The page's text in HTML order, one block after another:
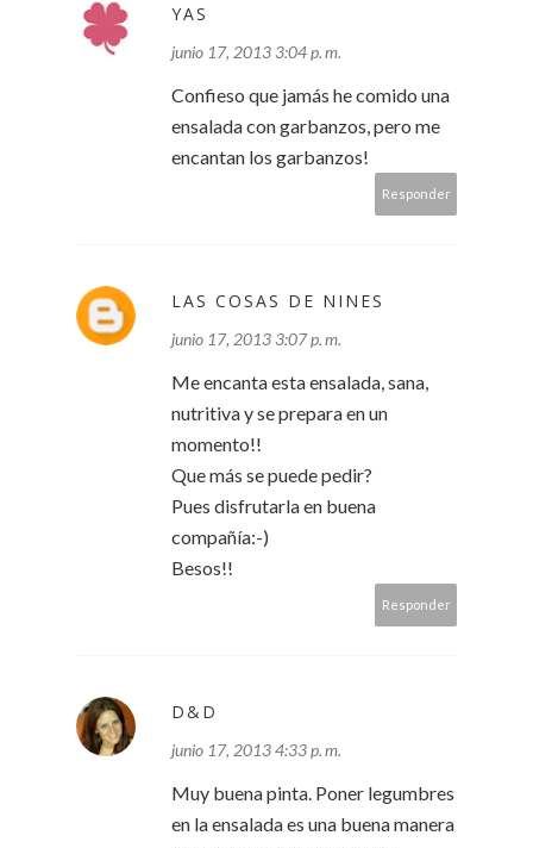
YAS
junio 17, 2013 3:04 p. m.
Confieso que jamás he comido una
ensalada con garbanzos, pero me
encantan los garbanzos!
Responder
LAS COSAS DE NINES
junio 17, 2013 3:07 p. m.
Me encanta esta ensalada, sana,
nutritiva y se prepara en un
momento!!
Que más se puede pedir?
Pues disfrutarla en buena
compañía:-)
Besos!!
Responder
D&D
junio 17, 2013 4:33 p. m.
Muy buena pinta. Poner legumbres
en la ensalada es una buena manera